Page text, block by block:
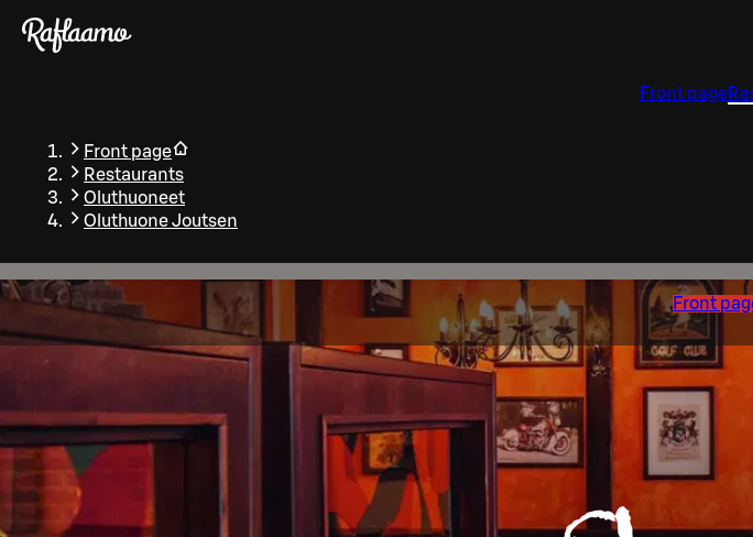
Skip to main content
Front page
Front page
Restaurants
Oluthuoneet
Oluthuone Joutsen
Front